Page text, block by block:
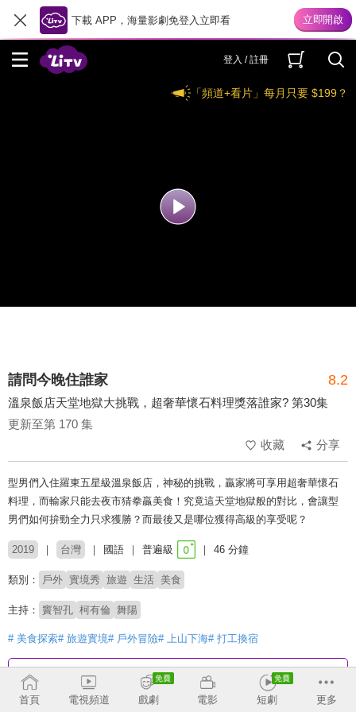
下載 APP，海量影劇免登入立即看
登入 / 註冊
「頻道+看片」每月只要 $199？
請問今晚住誰家 8.2
溫泉飯店天堂地獄大挑戰，超奢華懷石料理獎落誰家? 第30集
更新至第 170 集
收藏
分享
型男們入住羅東五星級溫泉飯店，神秘的挑戰，贏家將可享用超奢華懷石
料理，而輸家只能去夜市猜拳贏美食！究竟這天堂地獄般的對比，會讓型
男們如何拚勁全力只求獲勝？而最後又是哪位獲得高級的享受呢？
2019 台灣 國語 普遍級 46 分鐘
類別： 戶外 實境秀 旅遊 生活 美食
主持： 竇智孔 柯有倫 舞陽
# 美食探索# 旅遊實境# 戶外冒險# 上山下海# 打工換宿
收回
首頁 電視頻道 戲劇 電影 短劇 更多